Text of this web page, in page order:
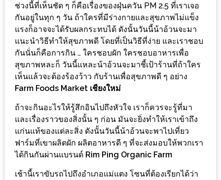
10
ร้าน
พ่อ
ค้า
แซ่บ
แม่ค้า
สวย
ร้าน
รวย
เสน่ห์
ของ
เชียงใหม่
ที่
ช่วงนี้ที่เห็นชัด ๆ ก็คือเรื่องของฝุ่นควัน PM 2.5 ที่เราเจอ
กันอยู่ในทุก ๆ วัน ถ้าใครที่มีร่างกายและสุขภาพไม่แข็ง
แรงก็อาจจะได้รับผลกระทบได้ ดังนั้นวันนี้น้าอ้วนจะมา
แนะนำวิธีทำให้สุขภาพดี โดยที่เป็นวิธีที่ง่าย และเราชอบ
กันนั่นก็คือการกิน … ใครชอบผัก ใครชอบอาหารเพื่อ
สุขภาพหละก็ วันนี้แหละน้าอ้วนจะมาชี้เป้าร้านที่ถ้าใคร
เห็นแล้วจะต้องร้องว้าว กับร้านเพื่อสุขภาพดี ๆ อย่าง
Farm Foods Market เชียงใหม่
ถ้าจะกินอะไรให้รู้สึกอินไปถึงหัวใจ เราก็ควรจะรู้ที่มา
และเรื่องราวของสิ่งนั้น ๆ ก่อน มันจะยิ่งทำให้เราเข้าถึง
แก่นแท้ของแต่ละสิ่ง ดังนั้นวันนี้น้าอ้วนจะพาไปเที่ยว
ฟาร์มที่เขาผลิตผัก ผลิตอาหารดี ๆ ที่จะส่งมอบให้พวกเรา
ได้กินกันผ่านแบรนด์ Rim Ping Organic Farm
เช้านี้เราขับรถไปถึงอำเภอแม่แตง โซนที่ต้องเรียกได้ว่า